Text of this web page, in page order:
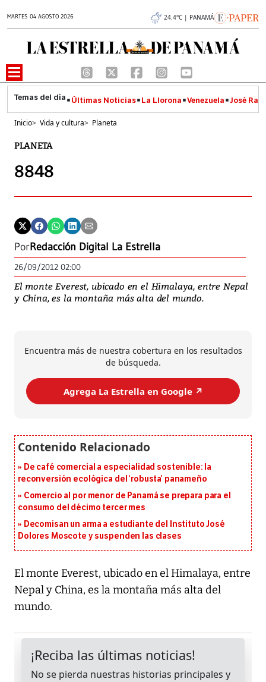
MARTES 04 AGOSTO 2026 24.4°C | PANAMÁ
Últimas Noticias La Llorona Venezuela José
Inicio> Vida y cultura> Planeta
PLANETA
8848
PorRedacción Digital La Estrella
26/09/2012 02:00
El monte Everest, ubicado en el Himalaya, entre Nepal
y China, es la montaña más alta del mundo.
Encuentra más de nuestra cobertura en los resultados
de búsqueda.
Agrega La Estrella en Google ↗️
De café comercial a especialidad sostenible: la
reconversión ecológica del ‘robusta’ panameño
Comercio al por menor de Panamá se prepara para el
consumo del décimo tercer mes
Decomisan un arma a estudiante del Instituto José
Dolores Moscote y suspenden las clases
El monte Everest, ubicado en el Himalaya, entre
Nepal y China, es la montaña más alta del
mundo.